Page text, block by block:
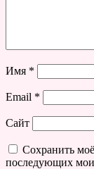
Имя *
Email *
Сайт
Сохранить
последующих